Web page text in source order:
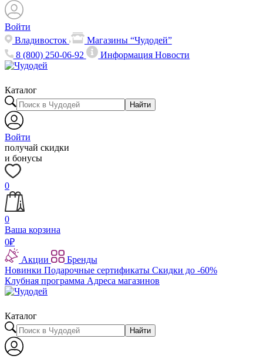
Войти
Владивосток
Магазины “Чудодей”
8 (800) 250-06-92
ИнформацияНовости
Каталог
Найти
Войти
получай скидки
и бонусы
0
0
Ваша корзина
0₽
Акции
Бренды
Новинки Подарочные сертификаты Скидки до -60%
Клубная программа Адреса магазинов
Каталог
Найти